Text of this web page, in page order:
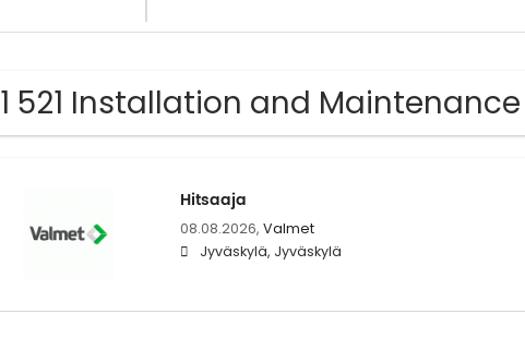
1 521 Installation and
Hitsaaja
08.08.2026, Valmet
Jyväskylä, Jyväskylä